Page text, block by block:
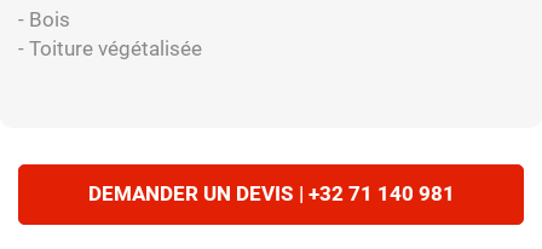
- Bois
- Toiture végétalisée
DEMANDER UN DEVIS | +32 71 140 981